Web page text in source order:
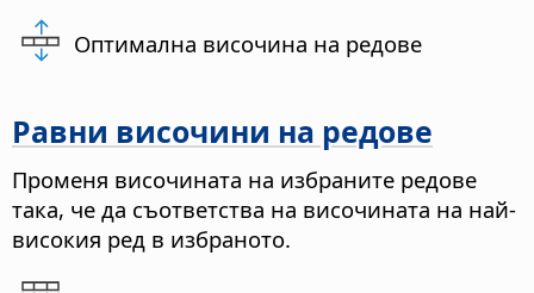
Оптимална височина на редове
Равни височини на редове
Променя височината на избраните редове
така, че да съответства на височината на най-
високия ред в избраното.